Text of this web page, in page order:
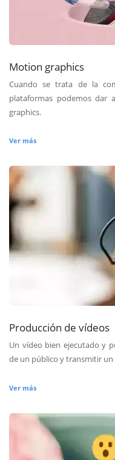
Motion graphics
Cuando se trata de la
plataformas podemos dar
graphics.
Ver más
Producción de vídeos
Un vídeo bien ejecutado y
de un público y transmitir un
Ver más